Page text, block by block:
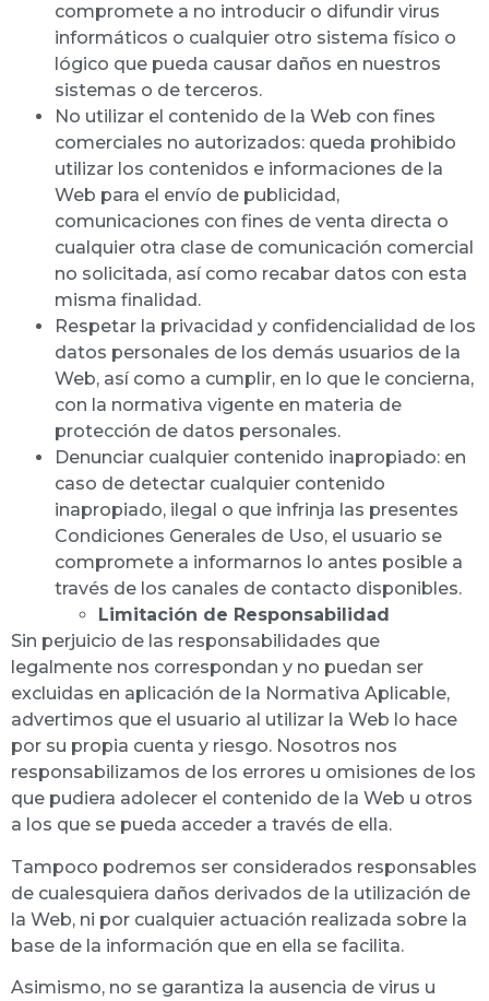
compromete a no introducir o difundir virus
informáticos o cualquier otro sistema físico o
lógico que pueda causar daños en nuestros
sistemas o de terceros.
No utilizar el contenido de la Web con fines
comerciales no autorizados: queda prohibido
utilizar los contenidos e informaciones de la
Web para el envío de publicidad,
comunicaciones con fines de venta directa o
cualquier otra clase de comunicación comercial
no solicitada, así como recabar datos con esta
misma finalidad.
Respetar la privacidad y confidencialidad de los
datos personales de los demás usuarios de la
Web, así como a cumplir, en lo que le concierna,
con la normativa vigente en materia de
protección de datos personales.
Denunciar cualquier contenido inapropiado: en
caso de detectar cualquier contenido
inapropiado, ilegal o que infrinja las presentes
Condiciones Generales de Uso, el usuario se
compromete a informarnos lo antes posible a
través de los canales de contacto disponibles.
Limitación de Responsabilidad
Sin perjuicio de las responsabilidades que
legalmente nos correspondan y no puedan ser
excluidas en aplicación de la Normativa Aplicable,
advertimos que el usuario al utilizar la Web lo hace
por su propia cuenta y riesgo. Nosotros nos
responsabilizamos de los errores u omisiones de los
que pudiera adolecer el contenido de la Web u otros
a los que se pueda acceder a través de ella.
Tampoco podremos ser considerados responsables
de cualesquiera daños derivados de la utilización de
la Web, ni por cualquier actuación realizada sobre la
base de la información que en ella se facilita.
Asimismo, no se garantiza la ausencia de virus u